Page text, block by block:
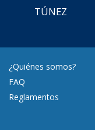
TÚNEZ
¿Quiénes somos?
FAQ
Reglamentos